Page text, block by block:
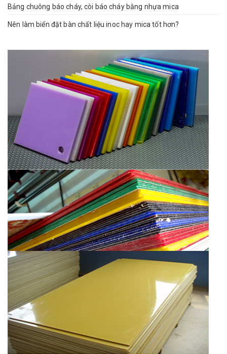
Bảng chuông báo cháy, còi báo cháy bằng nhựa mica
Nên làm biển đặt bàn chất liệu inoc hay mica tốt hơn?